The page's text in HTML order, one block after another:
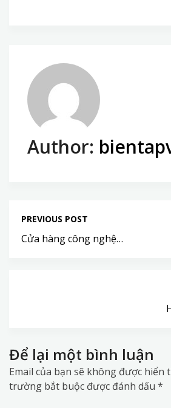
Author:
PREVIOUS POST
Cửa hàng công nghệ…
Để lại một bình luận
Email của bạn sẽ không được hiển
trường bắt buộc được đánh dấu *